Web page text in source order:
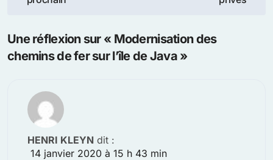
Une réflexion sur « Modernisation des
chemins de fer sur l’île de Java »
HENRI KLEYN dit :
14 janvier 2020 à 15 h 43 min